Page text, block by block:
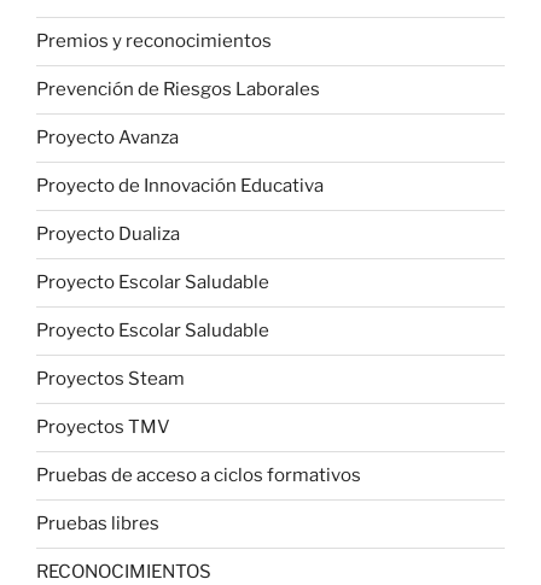
Premios y reconocimientos
Prevención de Riesgos Laborales
Proyecto Avanza
Proyecto de Innovación Educativa
Proyecto Dualiza
Proyecto Escolar Saludable
Proyecto Escolar Saludable
Proyectos Steam
Proyectos TMV
Pruebas de acceso a ciclos formativos
Pruebas libres
RECONOCIMIENTOS